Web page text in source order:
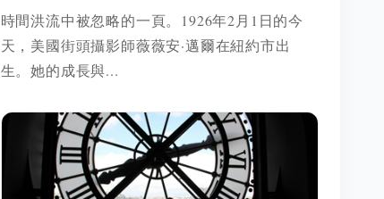
時間洪流中被忽略的一頁。1926年2月1日的今
天，美國街頭攝影師薇薇安·邁爾在紐約市出
生。她的成長與...